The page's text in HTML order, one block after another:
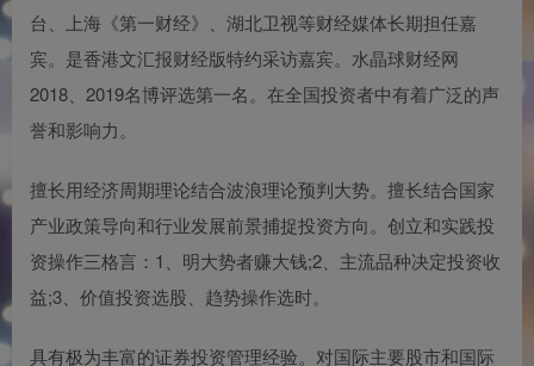
台、上海《第一财经》、湖北卫视等财经媒体长期担任嘉
宾。是香港文汇报财经版特约采访嘉宾。水晶球财经网
2018、2019名博评选第一名。在全国投资者中有着广泛的声
誉和影响力。
擅长用经济周期理论结合波浪理论预判大势。擅长结合国家
产业政策导向和行业发展前景捕捉投资方向。创立和实践投
资操作三格言：1、明大势者赚大钱;2、主流品种决定投资收
益;3、价值投资选股、趋势操作选时。
具有极为丰富的证券投资管理经验。对国际主要股市和国际